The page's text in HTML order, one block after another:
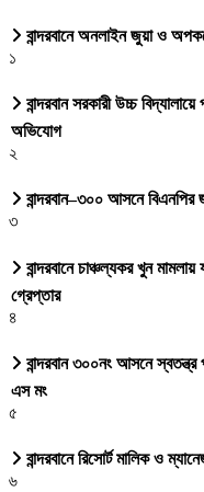
বান্দরবানে অনলাইন জুয়া ও
১
বান্দরবান সরকারী উচ্চ
অভিযোগ
২
বান্দরবান–৩০০ আসনে
৩
বান্দরবানে চাঞ্চল্যকর খুন
গ্রেপ্তার
৪
বান্দরবান ৩০০নং আসনে
এস মং
৫
বান্দরবানে রিসোর্ট মালিক ও
৬